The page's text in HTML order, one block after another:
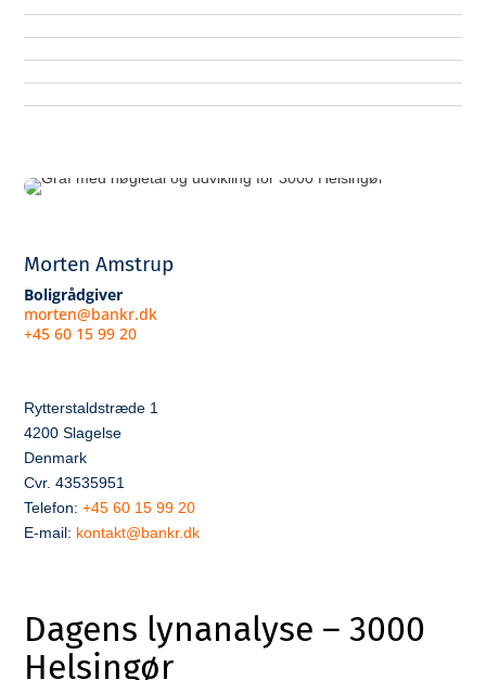
Morten Amstrup
Boligrådgiver
morten@bankr.dk
+45 60 15 99 20
Rytterstaldstræde 1
4200 Slagelse
Denmark
Cvr. 43535951
Telefon:+45 60 15 99 20
E-mail: kontakt@bankr.dk
Dagens lynanalyse – 3000
Helsingør